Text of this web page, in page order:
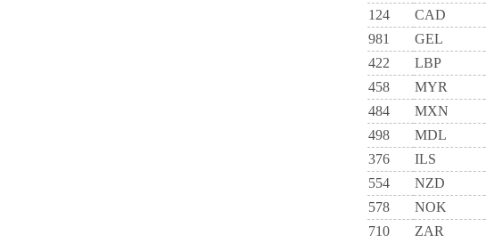
124
CAD
981
GEL
422
LBP
458
MYR
484
MXN
498
MDL
376
ILS
554
NZD
578
NOK
710
ZAR